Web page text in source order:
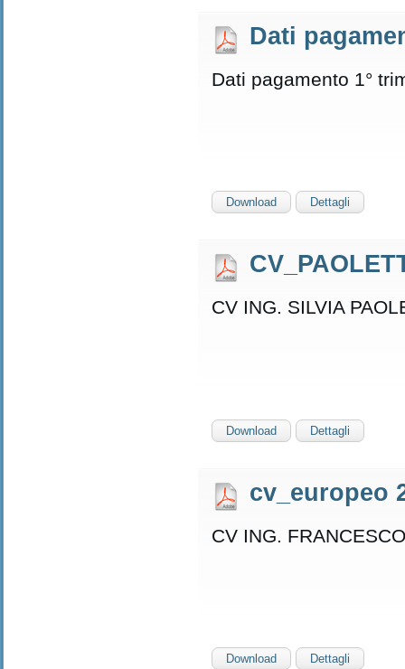
Dati
Dati pagamento 1°
Download Dettagli
CV ING. SILVIA
Download Dettagli
cv_europeo
CV ING.
Download Dettagli